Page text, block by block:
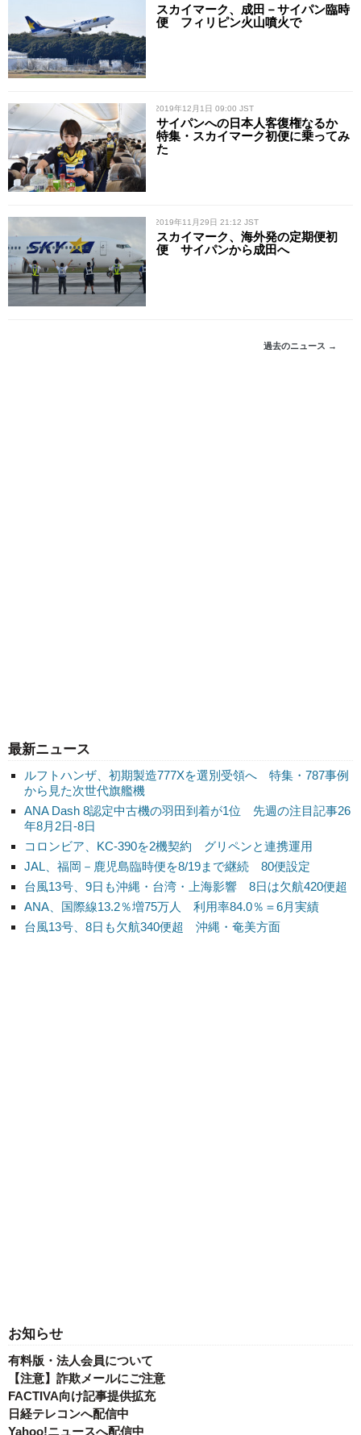
スカイマーク、成田－サイパン臨時
便 フィリピン火山噴火で
/ 2019年12月1日 09:00 JST
サイパンへの日本人客復権なるか
特集・スカイマーク初便に乗ってみ
た
/ 2019年11月29日 21:12 JST
スカイマーク、海外発の定期便初
便 サイパンから成田へ
過去のニュース →
最新ニュース
ルフトハンザ、初期製造777Xを選別受領へ 特集・787事例
から見た次世代旗艦機
ANA Dash 8認定中古機の羽田到着が1位 先週の注目記事26
年8月2日-8日
コロンビア、KC-390を2機契約 グリペンと連携運用
JAL、福岡－鹿児島臨時便を8/19まで継続 80便設定
台風13号、9日も沖縄・台湾・上海影響 8日は欠航420便超
ANA、国際線13.2％増75万人 利用率84.0％＝6月実績
台風13号、8日も欠航340便超 沖縄・奄美方面
お知らせ
有料版・法人会員について
【注意】詐欺メールにご注意
FACTIVA向け記事提供拡充
日経テレコンへ配信中
Yahoo!ニュースへ配信中